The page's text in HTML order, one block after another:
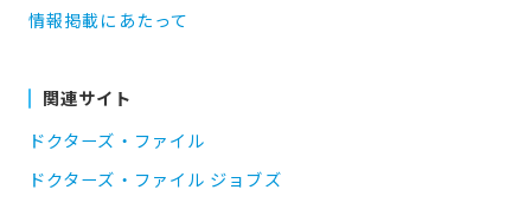
情報掲載にあたって
関連サイト
ドクターズ・ファイル
ドクターズ・ファイル ジョブズ